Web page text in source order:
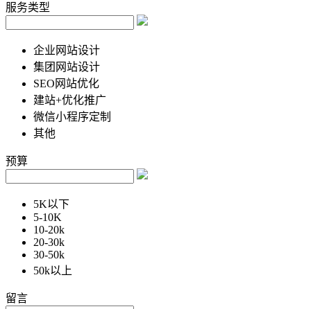
服务类型
企业网站设计
集团网站设计
SEO网站优化
建站+优化推广
微信小程序定制
其他
预算
5K以下
5-10K
10-20k
20-30k
30-50k
50k以上
留言